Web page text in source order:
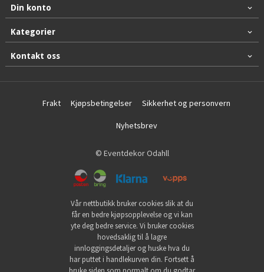
Din konto
Kategorier
Kontakt oss
Frakt Kjøpsbetingelser Sikkerhet og personvern
Nyhetsbrev
© Eventdekor Odahll
Vår nettbutikk bruker cookies slik at du
får en bedre kjøpsopplevelse og vi kan
yte deg bedre service. Vi bruker cookies
hovedsaklig til å lagre
innloggingsdetaljer og huske hva du
har puttet i handlekurven din. Fortsett å